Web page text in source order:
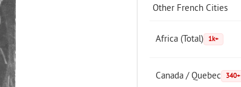
Other French Cities
Africa (Total) 1k+
Canada / Quebec 340+